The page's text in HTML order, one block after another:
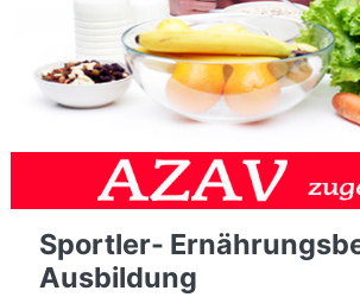
Sportler-
Ausbildung